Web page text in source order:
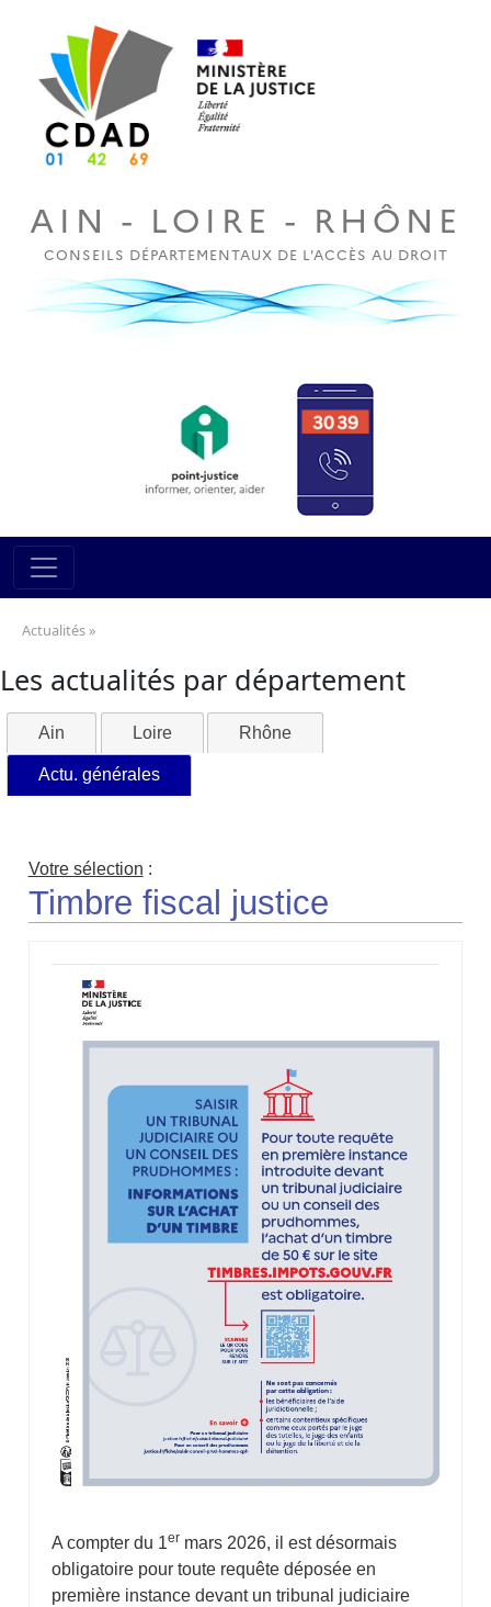
AIN - LOIRE - RHÔNE
CONSEILS DÉPARTEMENTAUX DE L'ACCÈS AU DROIT
Actualités »
Les actualités par département
Ain Loire Rhône
Actu. générales
Votre sélection :
Timbre fiscal justice
A compter du 1er mars 2026, il est désormais
obligatoire pour toute requête déposée en
première instance devant un tribunal judiciaire